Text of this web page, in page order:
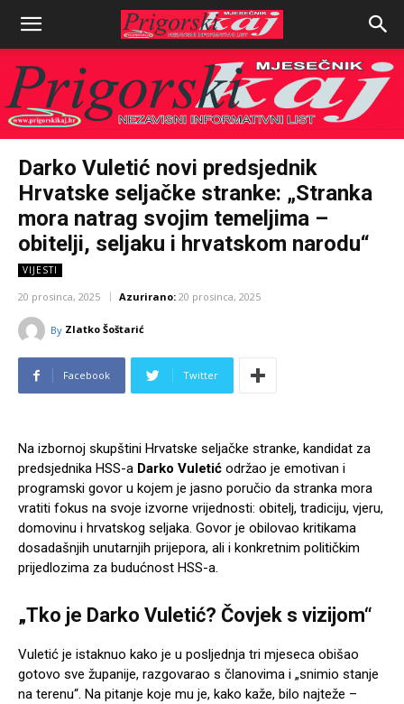
Darko Vuletić novi predsjednik
Hrvatske seljačke stranke: „Stranka
mora natrag svojim temeljima –
obitelji, seljaku i hrvatskom narodu“
VIJESTI
20 prosinca, 2025 Azurirano: 20 prosinca, 2025
By Zlatko Šoštarić
Facebook Twitter
Na izbornoj skupštini Hrvatske seljačke stranke, kandidat za
predsjednika HSS-a Darko Vuletić održao je emotivan i
programski govor u kojem je jasno poručio da stranka mora
vratiti fokus na svoje izvorne vrijednosti: obitelj, tradiciju, vjeru,
domovinu i hrvatskog seljaka. Govor je obilovao kritikama
dosadašnjih unutarnjih prijepora, ali i konkretnim političkim
prijedlozima za budućnost HSS-a.
„Tko je Darko Vuletić? Čovjek s vizijom“
Vuletić je istaknuo kako je u posljednja tri mjeseca obišao
gotovo sve županije, razgovarao s članovima i „snimio stanje
na terenu“. Na pitanje koje mu je, kako kaže, bilo najteže –